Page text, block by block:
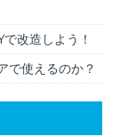
改造しよう！
で使えるのか？